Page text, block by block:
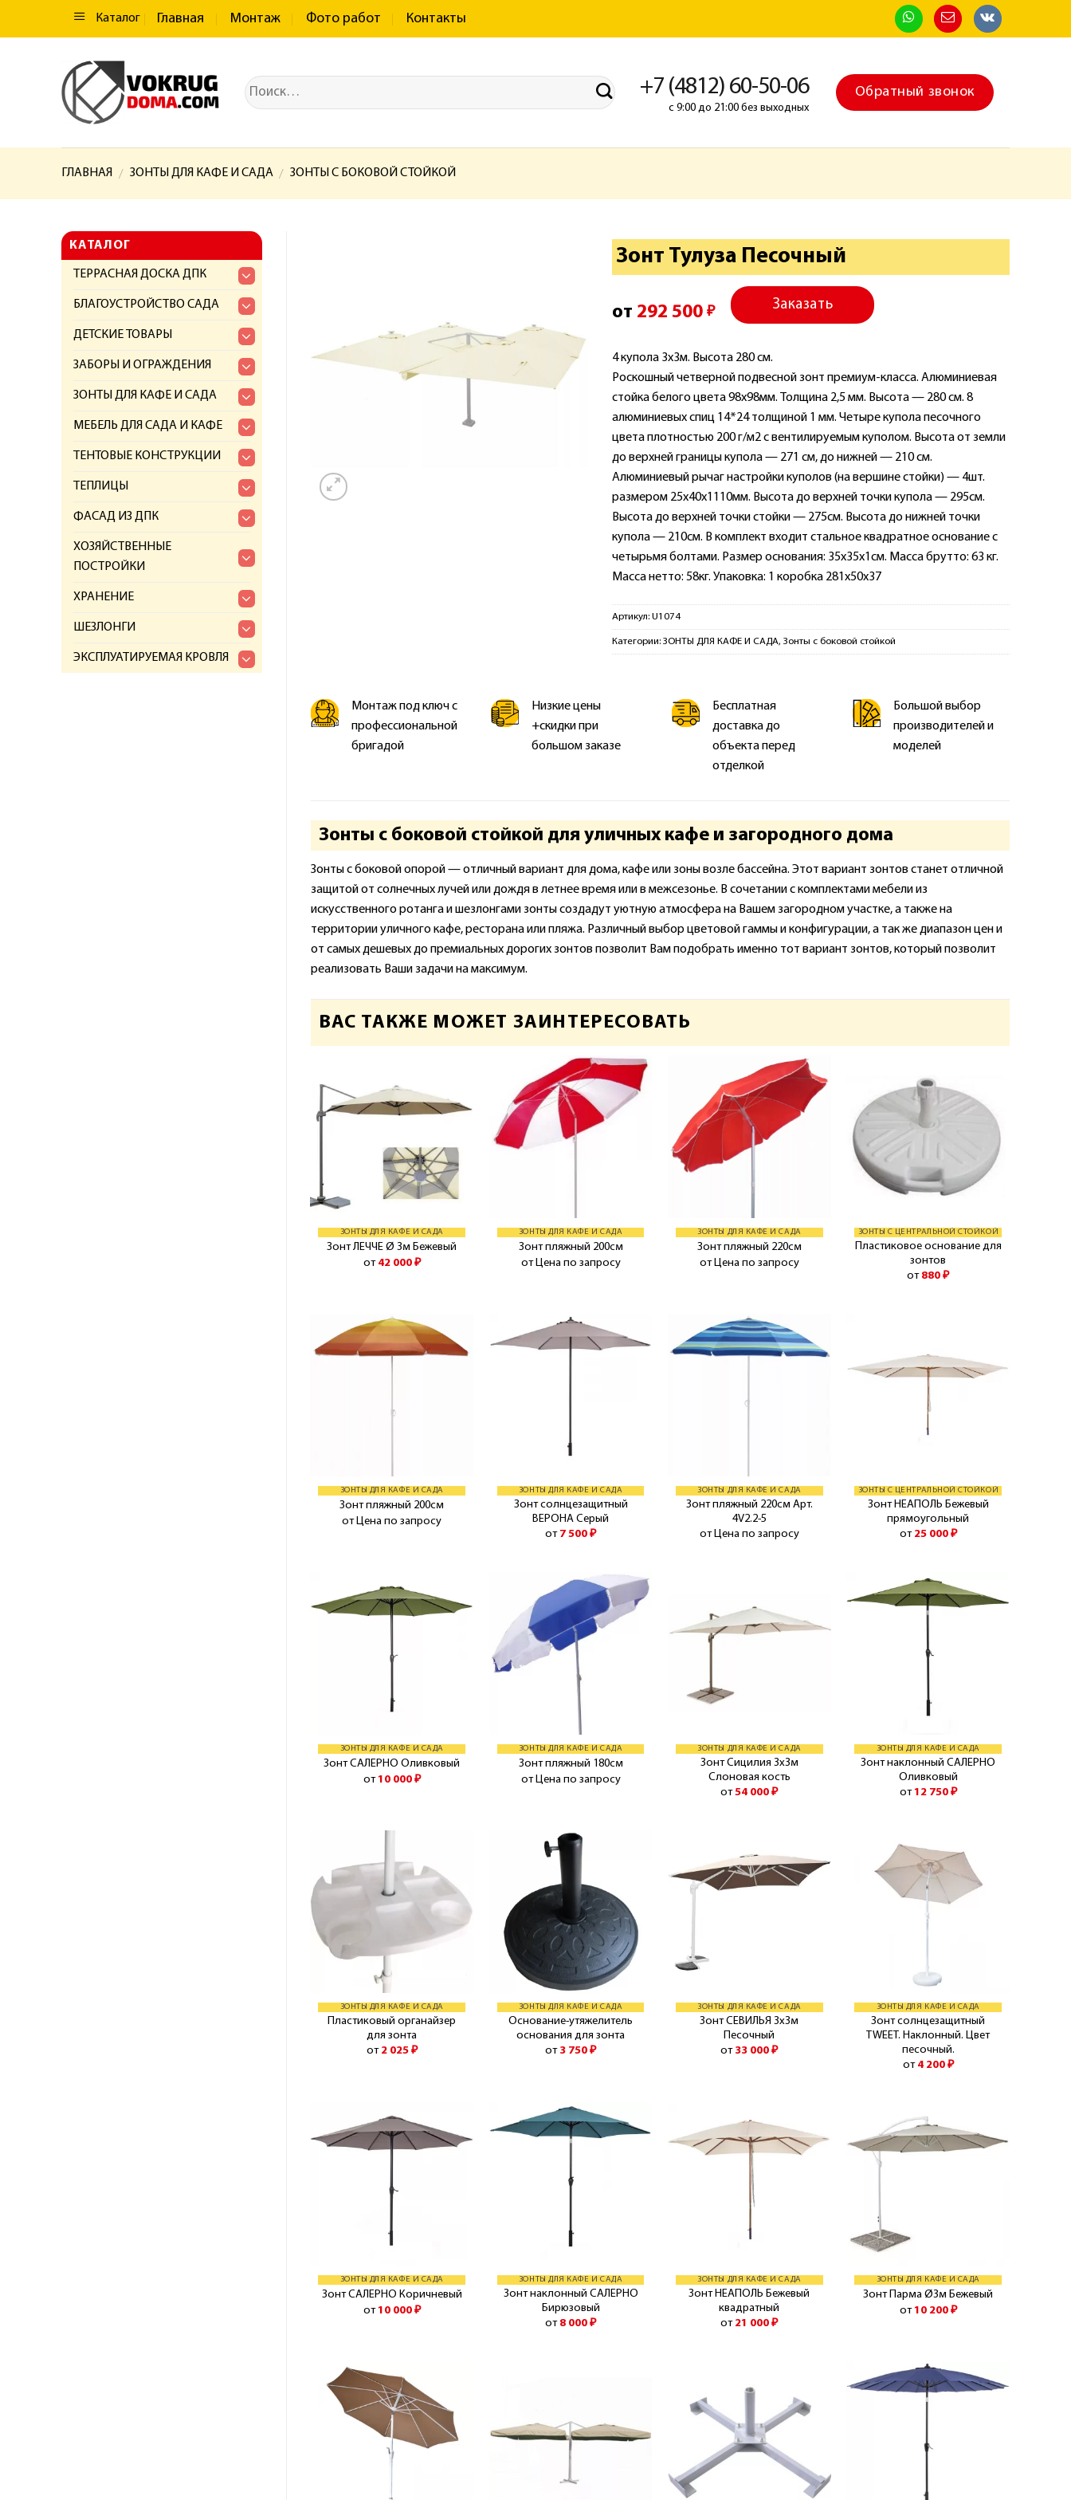
Каталог Главная Монтаж Фото работ Контакты
+7 (4812) 60-50-06
с 9:00 до 21:00 без выходных
Обратный звонок
ГЛАВНАЯ / ЗОНТЫ ДЛЯ КАФЕ И САДА / ЗОНТЫ С БОКОВОЙ СТОЙКОЙ
Зонт Тулуза Песочный
от 292 500 ₽
Заказать
4 купола 3х3м. Высота 280 см.
Роскошный четверной подвесной зонт премиум-класса. Алюминиевая
стойка белого цвета 98х98мм. Толщина 2,5 мм. Высота — 280 см. 8
алюминиевых спиц 14*24 толщиной 1 мм. Четыре купола песочного
цвета плотностью 200 г/м2 с вентилируемым куполом. Высота от земли
до верхней границы купола — 271 см, до нижней — 210 см.
Алюминиевый рычаг настройки куполов (на вершине стойки) — 4шт.
размером 25х40х1110мм. Высота до верхней точки купола — 295см.
Высота до верхней точки стойки — 275см. Высота до нижней точки
купола — 210см. В комплект входит стальное квадратное основание с
четырьмя болтами. Размер основания: 35х35х1см. Масса брутто: 63 кг.
Масса нетто: 58кг. Упаковка: 1 коробка 281х50х37
Артикул: U1074
Категории: ЗОНТЫ ДЛЯ КАФЕ И САДА, Зонты с боковой стойкой
Монтаж под ключ с
профессиональной
бригадой
Низкие цены
+скидки при
большом заказе
Бесплатная
доставка до
объекта перед
отделкой
Большой выбор
производителей и
моделей
Зонты с боковой стойкой для уличных кафе и загородного дома
Зонты с боковой опорой — отличный вариант для дома, кафе или зоны возле бассейна. Этот вариант зонтов станет отличной
защитой от солнечных лучей или дождя в летнее время или в межсезонье. В сочетании с комплектами мебели из
искусственного ротанга и шезлонгами зонты создадут уютную атмосфера на Вашем загородном участке, а также на
территории уличного кафе, ресторана или пляжа. Различный выбор цветовой гаммы и конфигурации, а так же диапазон цен и
от самых дешевых до премиальных дорогих зонтов позволит Вам подобрать именно тот вариант зонтов, который позволит
реализовать Ваши задачи на максимум.
ВАС ТАКЖЕ МОЖЕТ ЗАИНТЕРЕСОВАТЬ
ЗОНТЫ ДЛЯ КАФЕ И САДА
Зонт ЛЕЧЧЕ Ø 3м Бежевый
от 42 000 ₽
ЗОНТЫ ДЛЯ КАФЕ И САДА
Зонт пляжный 200см
от Цена по запросу
ЗОНТЫ ДЛЯ КАФЕ И САДА
Зонт пляжный 220см
от Цена по запросу
ЗОНТЫ С ЦЕНТРАЛЬНОЙ СТОЙКОЙ
Пластиковое основание для
зонтов
от 880₽
ЗОНТЫ ДЛЯ КАФЕ И САДА
Зонт пляжный 200см
от Цена по запросу
ЗОНТЫ ДЛЯ КАФЕ И САДА
Зонт солнцезащитный
ВЕРОНА Серый
от 7 500₽
ЗОНТЫ ДЛЯ КАФЕ И САДА
Зонт пляжный 220см Арт.
4V2.2-5
от Цена по запросу
ЗОНТЫ С ЦЕНТРАЛЬНОЙ СТОЙКОЙ
Зонт НЕАПОЛЬ Бежевый
прямоугольный
от 25 000 ₽
ЗОНТЫ ДЛЯ КАФЕ И САДА
Зонт САЛЕРНО Оливковый
от 10 000 ₽
ЗОНТЫ ДЛЯ КАФЕ И САДА
Зонт пляжный 180см
от Цена по запросу
ЗОНТЫ ДЛЯ КАФЕ И САДА
Зонт Сицилия 3х3м
Слоновая кость
от54 000₽
ЗОНТЫ ДЛЯ КАФЕ И САДА
Зонт наклонный САЛЕРНО
Оливковый
от 12 750 ₽
ЗОНТЫ ДЛЯ КАФЕ И САДА
Пластиковый органайзер
для зонта
от 2 025 ₽
ЗОНТЫ ДЛЯ КАФЕ И САДА
Основание-утяжелитель
основания для зонта
от 3 750₽
ЗОНТЫ ДЛЯ КАФЕ И САДА
Зонт СЕВИЛЬЯ 3х3м
Песочный
от 33 000₽
ЗОНТЫ ДЛЯ КАФЕ И САДА
Зонт солнцезащитный
TWEET. Наклонный. Цвет
песочный.
от 4 200 ₽
ЗОНТЫ ДЛЯ КАФЕ И САДА
Зонт САЛЕРНО Коричневый
от 10 000 ₽
ЗОНТЫ ДЛЯ КАФЕ И САДА
Зонт наклонный САЛЕРНО
Бирюзовый
от 8 000₽
ЗОНТЫ ДЛЯ КАФЕ И САДА
Зонт НЕАПОЛЬ Бежевый
квадратный
от 21 000₽
ЗОНТЫ ДЛЯ КАФЕ И САДА
Зонт Парма Ø3м Бежевый
от 10 200 ₽
КАТАЛОГ
ТЕРРАСНАЯ ДОСКА ДПК
БЛАГОУСТРОЙСТВО САДА
ДЕТСКИЕ ТОВАРЫ
ЗАБОРЫ И ОГРАЖДЕНИЯ
ЗОНТЫ ДЛЯ КАФЕ И САДА
МЕБЕЛЬ ДЛЯ САДА И КАФЕ
ТЕНТОВЫЕ КОНСТРУКЦИИ
ТЕПЛИЦЫ
ФАСАД ИЗ ДПК
ХОЗЯЙСТВЕННЫЕ
ПОСТРОЙКИ
ХРАНЕНИЕ
ШЕЗЛОНГИ
ЭКСПЛУАТИРУЕМАЯ КРОВЛЯ